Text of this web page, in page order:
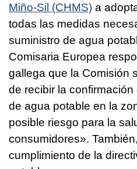
Miño-Sil (CHMS) a
todas las medidas
suministro de agua
Comisaria Europea
gallega que la Comisión
de recibir la
de agua potable en la
posible riesgo para la
consumidores».
cumplimiento de la